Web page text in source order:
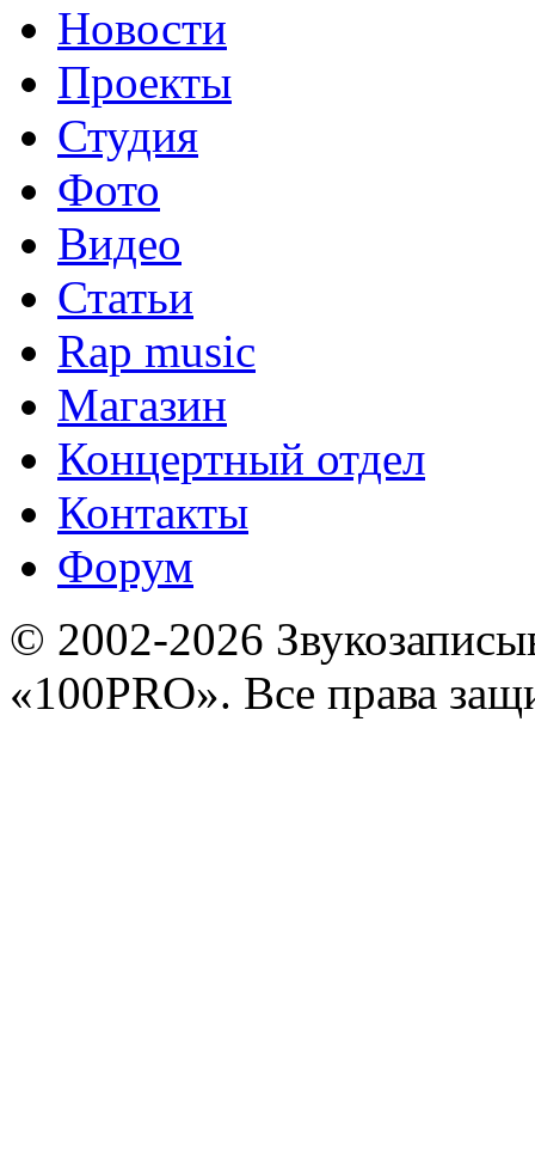
Новости
Проекты
Студия
Фото
Видео
Статьи
Rap music
Магазин
Концертный отдел
Контакты
Форум
© 2002-2026
«100PRO». Все права